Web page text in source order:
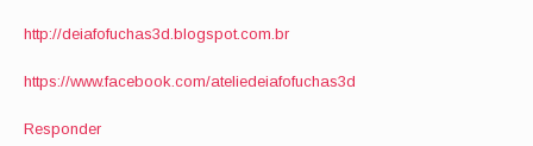
http://deiafofuchas3d.blogspot.com.br
https://www.facebook.com/ateliedeiafofuchas3d
Responder